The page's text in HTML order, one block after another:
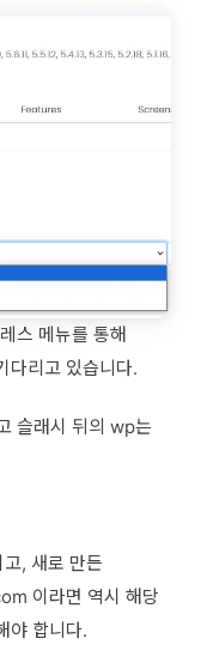
스 메뉴를 통해
다리고 있습니다.
슬래시 뒤의 wp는
, 새로 만든
이라면 역시 해당
야 합니다.